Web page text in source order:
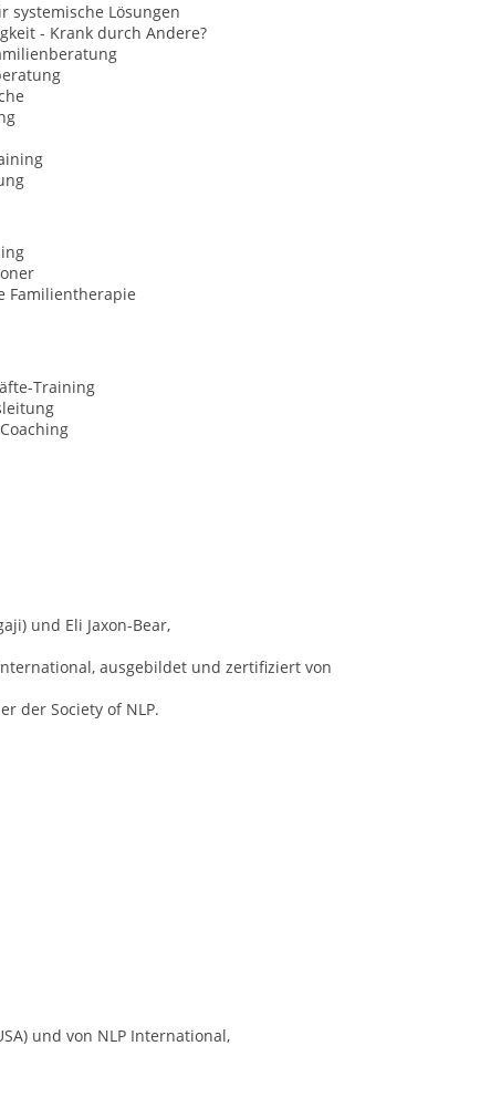
systemische Lösungen
- Krank durch Andere?
Familientherapie
Training
und Eli Jaxon-Bear,
ausgebildet und zertifiziert von
der Society of NLP.
und von NLP International,